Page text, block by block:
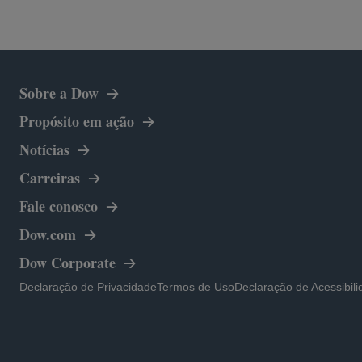
Sobre a Dow
Propósito em ação
Notícias
Carreiras
Fale conosco
Dow.com abre em uma nova guia
Dow Corporate abre em uma nova guia
Declaração de Privacidade
abre em uma nova guia Termos de Uso
abre em uma nova guia
Declaração de
abre em uma nova guia